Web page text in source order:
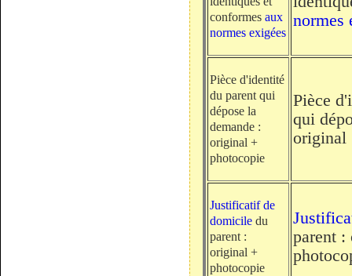
conformes aux
normes exigées
normes
Pièce d'identité
du parent qui
dépose la
demande :
original +
photocopie
Pièce
qui
original
Justificatif de
domicile du
parent :
original +
photocopie
parent